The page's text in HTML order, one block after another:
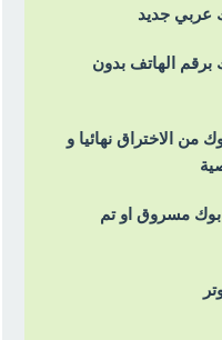
عربي جديد
الهاتف بدون
الاختراق نهائيا و
مسروق او تم